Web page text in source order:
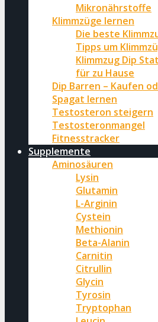
Mikronährstoffe
Klimmzüge lernen
Die beste
Tipps um
Klimmzug Dip
für zu Hause
Dip Barren – Kaufen
Spagat lernen
Testosteron steigern
Testosteronmangel
Fitnesstracker
Supplemente
Aminosäuren
Lysin
Glutamin
L-Arginin
Cystein
Methionin
Beta-Alanin
Carnitin
Citrullin
Glycin
Tyrosin
Tryptophan